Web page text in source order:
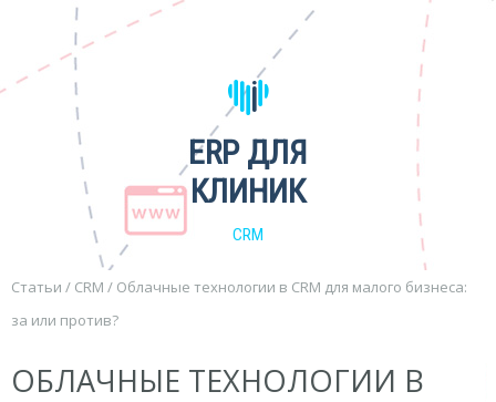
ERP ДЛЯ
КЛИНИК
CRM
Статьи / CRM / Облачные технологии в CRM для малого бизнеса:
за или против?
ОБЛАЧНЫЕ ТЕХНОЛОГИИ В